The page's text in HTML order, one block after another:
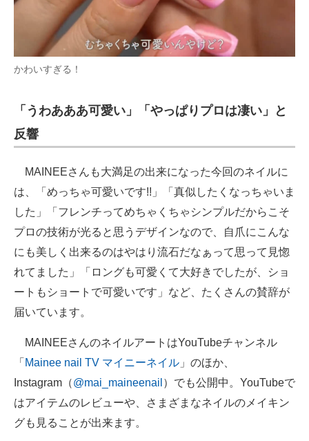
かわいすぎる！
「うわあああ可愛い」「やっぱりプロは凄い」と
反響
MAINEEさんも大満足の出来になった今回のネイルに
は、「めっちゃ可愛いです!!」「真似したくなっちゃいま
した」「フレンチってめちゃくちゃシンプルだからこそ
プロの技術が光ると思うデザインなので、自爪にこんな
にも美しく出来るのはやはり流石だなぁって思って見惚
れてました」「ロングも可愛くて大好きでしたが、ショ
ートもショートで可愛いです」など、たくさんの賛辞が
届いています。
MAINEEさんのネイルアートはYouTubeチャンネル
「 Mainee nail TV マイニーネイル 」のほか、
Instagram（@mai_maineenail ）でも公開中。YouTubeで
はアイテムのレビューや、さまざまなネイルのメイキン
グも見ることが出来ます。